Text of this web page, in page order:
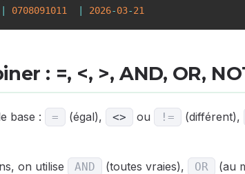
0708091011 2026-03-21
: =, <, >, AND, OR,
base : = (égal), <> ou != (différent),
on utilise AND (toutes vraies), OR (au